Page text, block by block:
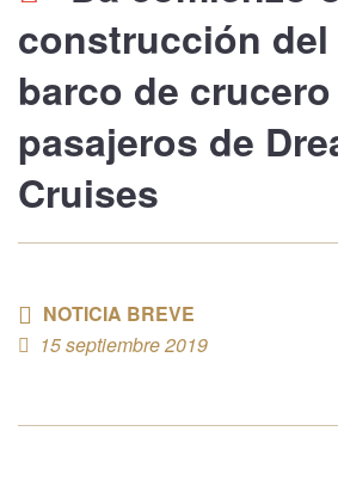
construcción
barco de
pasajeros de
Cruises
NOTICIA BREVE
15 septiembre 2019